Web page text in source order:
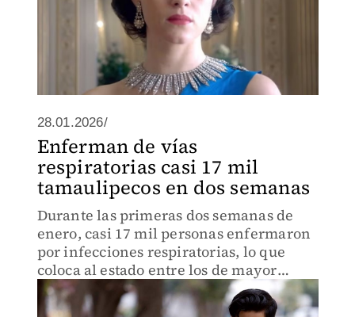
28.01.2026/
Enferman de vías
respiratorias casi 17 mil
tamaulipecos en dos semanas
Durante las primeras dos semanas de
enero, casi 17 mil personas enfermaron
por infecciones respiratorias, lo que
coloca al estado entre los de mayor
incidencia a nivel nacional debido a las
bajas temperaturas.